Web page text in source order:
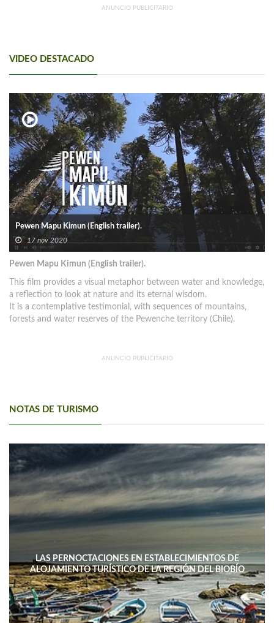
ANUNCIO PUBLICITARIO
VIDEO DESTACADO
Pewen Mapu Kimun (English trailer).
17 nov 2020
Pewen Mapu Kimun (English trailer).
This film provides a visual metaphor between water and knowledge,
a reflection to look at nature and its eternal wisdom.
It is a contemplative testimonial, with sequences of mountains,
forests and water reserves of the Pewenche territory (Chile).
ANUNCIO PUBLICITARIO
NOTAS DE TURISMO
LAS PERNOCTACIONES EN ESTABLECIMIENTOS DE
ALOJAMIENTO TURÍSTICO DE LA REGIÓN DEL BIOBÍO
DISMINUYERON 15,4% INTERANUAL